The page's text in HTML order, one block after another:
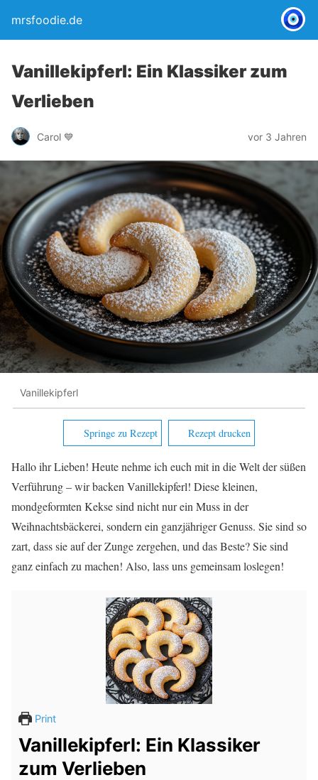
mrsfoodie.de
Vanillekipferl: Ein Klassiker zum
Verlieben
Carol 💙 vor 3 Jahren
Vanillekipferl
Springe zu Rezept Rezept drucken
Hallo ihr Lieben! Heute nehme ich euch mit in die Welt der süßen
Verführung – wir backen Vanillekipferl! Diese kleinen,
mondgeformten Kekse sind nicht nur ein Muss in der
Weihnachtsbäckerei, sondern ein ganzjähriger Genuss. Sie sind so
zart, dass sie auf der Zunge zergehen, und das Beste? Sie sind
ganz einfach zu machen! Also, lass uns gemeinsam loslegen!
Print
Vanillekipferl: Ein Klassiker
zum Verlieben